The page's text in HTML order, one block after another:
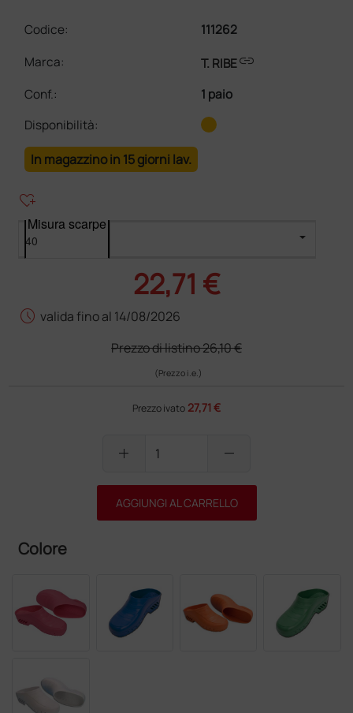
Codice:
111262
Marca:
T. RIBElink
Conf.:
1 paio
Disponibilità:
In magazzino in 15 giorni lav.
heart_plus
Misura scarpe
22,71 €
schedule valida fino al 14/08/2026
Prezzo di listino26,10 €
(Prezzo i.e.)
Prezzo ivato 27,71 €
add remove
AGGIUNGI AL CARRELLO
Colore